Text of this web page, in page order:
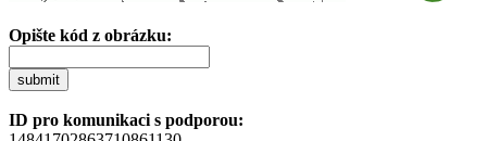
Opište kód z obrázku:
submit
ID pro komunikaci s podporou: